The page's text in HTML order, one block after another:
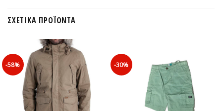
ΣΧΕΤΙΚΆ ΠΡΟΪΌΝΤΑ
-58% -30%